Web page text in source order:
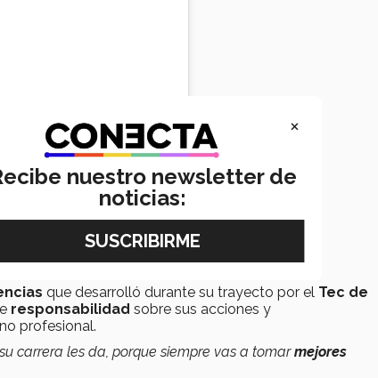
que desarrolló durante su trayecto por el Tec de
responsabilidad sobre sus acciones y
profesional.
carrera les da, porque siempre vas a tomarmejores
×
nuestro newsletter de
noticias: